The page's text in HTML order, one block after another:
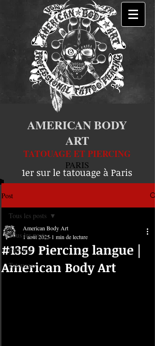
AMERICAN BODY
ART
TATOUAGE ET PIERCING
PARIS
1er sur le tatouage à Paris
Post
Tous les posts
Piercing
Tatouage
Tous les posts
#1359 Piercing langue |
American Body Art
American Body Art
1 août 2025 1 min de lecture